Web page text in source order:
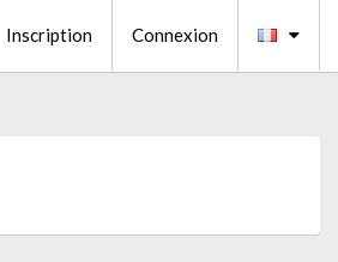
Inscription Connexion